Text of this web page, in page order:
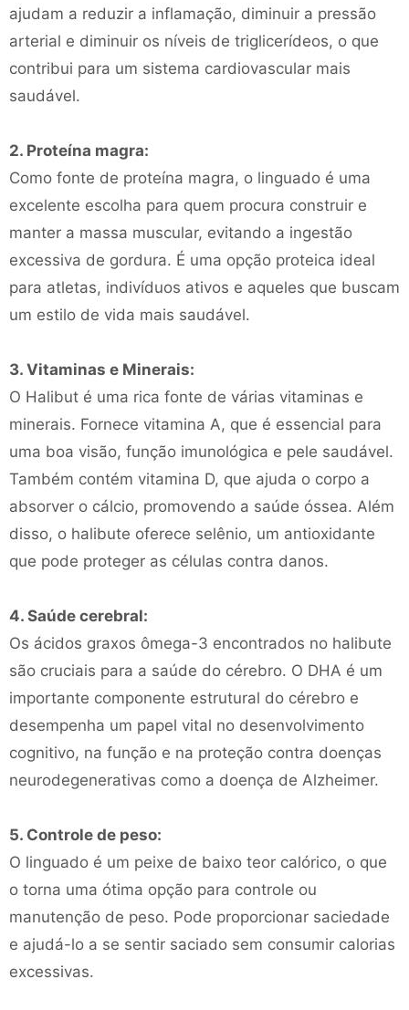
ajudam a reduzir a inflamação, diminuir a pressão
arterial e diminuir os níveis de triglicerídeos, o que
contribui para um sistema cardiovascular mais
saudável.
2. Proteína magra:
Como fonte de proteína magra, o linguado é uma
excelente escolha para quem procura construir e
manter a massa muscular, evitando a ingestão
excessiva de gordura. É uma opção proteica ideal
para atletas, indivíduos ativos e aqueles que buscam
um estilo de vida mais saudável.
3. Vitaminas e Minerais:
O Halibut é uma rica fonte de várias vitaminas e
minerais. Fornece vitamina A, que é essencial para
uma boa visão, função imunológica e pele saudável.
Também contém vitamina D, que ajuda o corpo a
absorver o cálcio, promovendo a saúde óssea. Além
disso, o halibute oferece selênio, um antioxidante
que pode proteger as células contra danos.
4. Saúde cerebral:
Os ácidos graxos ômega-3 encontrados no halibute
são cruciais para a saúde do cérebro. O DHA é um
importante componente estrutural do cérebro e
desempenha um papel vital no desenvolvimento
cognitivo, na função e na proteção contra doenças
neurodegenerativas como a doença de Alzheimer.
5. Controle de peso:
O linguado é um peixe de baixo teor calórico, o que
o torna uma ótima opção para controle ou
manutenção de peso. Pode proporcionar saciedade
e ajudá-lo a se sentir saciado sem consumir calorias
excessivas.